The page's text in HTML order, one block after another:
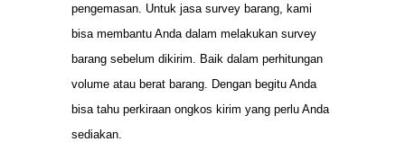
pengemasan. Untuk jasa survey barang, kami
bisa membantu Anda dalam melakukan survey
barang sebelum dikirim. Baik dalam perhitungan
volume atau berat barang. Dengan begitu Anda
bisa tahu perkiraan ongkos kirim yang perlu Anda
sediakan.